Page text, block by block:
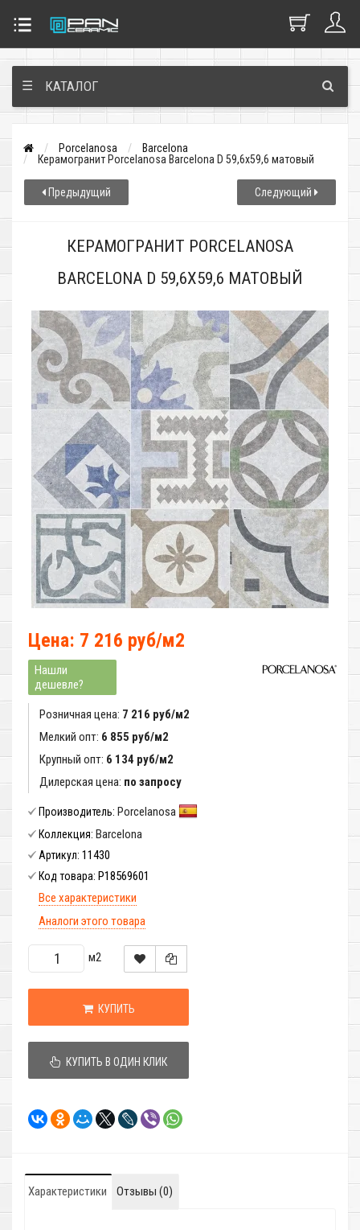
☰ КАТАЛОГ
Porcelanosa
Barcelona
Керамогранит Porcelanosa Barcelona D 59,6x59,6 матовый
Предыдущий Следующий
КЕРАМОГРАНИТ PORCELANOSA
BARCELONA D 59,6X59,6 МАТОВЫЙ
Цена: 7 216 руб/м2
Нашли
дешевле?
Розничная цена: 7 216 руб/м2
Мелкий опт: 6 855 руб/м2
Крупный опт: 6 134 руб/м2
Дилерская цена: по запросу
Производитель: Porcelanosa
Коллекция: Barcelona
Артикул: 11430
Код товара: P18569601
Все характеристики
Аналоги этого товара
м2
КУПИТЬ
КУПИТЬ В ОДИН КЛИК
Характеристики Отзывы (0)